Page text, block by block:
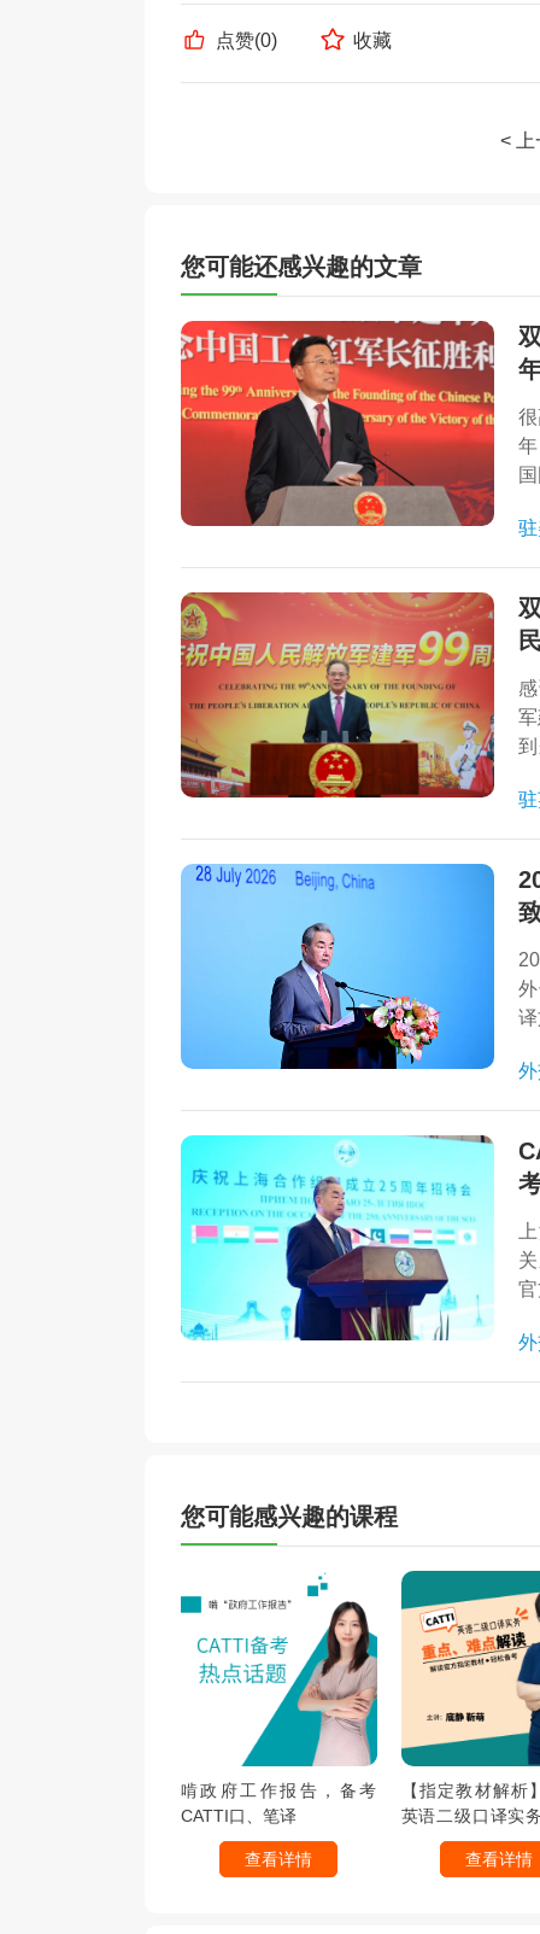
点赞(0) 收藏
< 上
您可能还感兴趣的文章
您可能感兴趣的课程
啃政府工作报告，备考
CATTI口、笔译
查看详情
【指定教材解析
英语二级口译实
难点解读
查看详情